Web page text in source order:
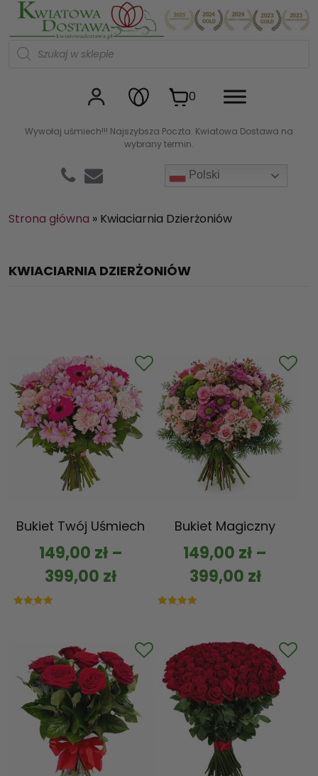
Wywołaj uśmiech!!! Najszybsza Poczta. Kwiatowa Dostawa na
wybrany termin.
Polski
Kwiaciarnia internetowa
W
d
u
w
0
Strona główna » Kwiaciarnia Dzierżoniów
KWIACIARNIA DZIERŻONIÓW
Bukiet Twój Uśmiech
149,00 zł–
399,00 zł
Bukiet Magiczny
149,00 zł –
399,00 zł